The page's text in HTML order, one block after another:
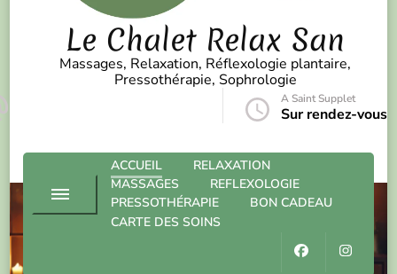
Le Chalet Relax San
Massages, Relaxation, Réflexologie plantaire,
Pressothérapie, Sophrologie
A Saint Supplet
Sur rendez-vous
ACCUEIL
RELAXATION
MASSAGES
REFLEXOLOGIE
PRESSOTHÉRAPIE
BON CADEAU
CARTE DES SOINS